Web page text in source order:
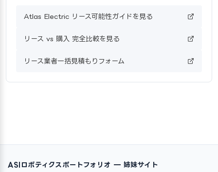
Atlas Electric リース可能性ガイドを見る
リース vs 購入 完全比較を見る
リース業者一括見積もりフォーム
ASIロボティクスポートフォリオ — 姉妹サイト